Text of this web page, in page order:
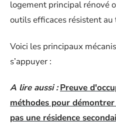
logement principal rénové
outils efficaces résistent
Voici les principaux
s’appuyer :
A lire aussi : Preuve
méthodes pour
pas une résidence